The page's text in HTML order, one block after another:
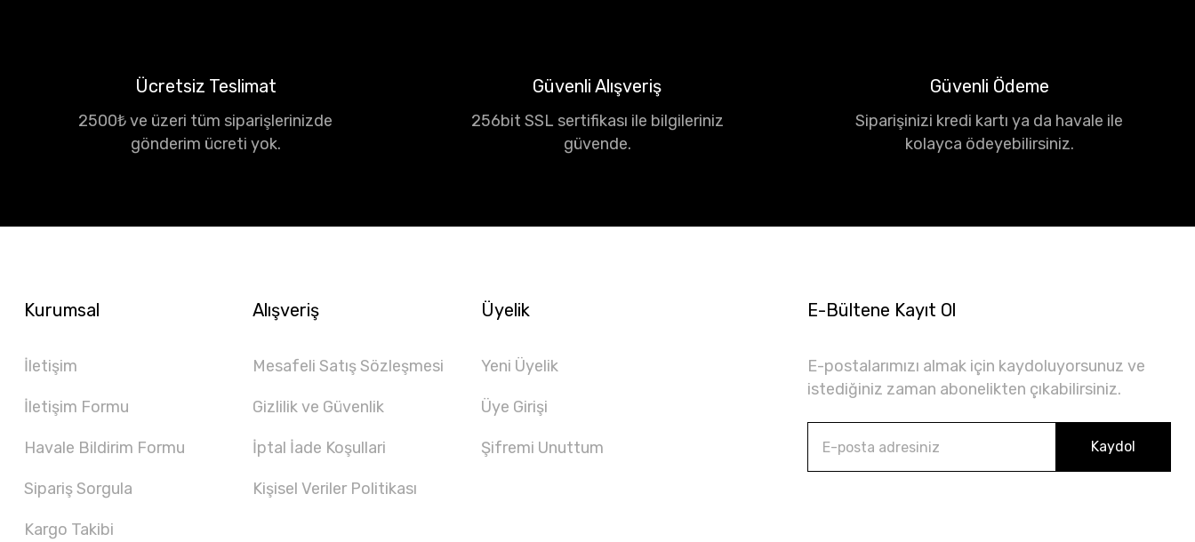
Ücretsiz Teslimat
2500₺ ve üzeri tüm siparişlerinizde
gönderim ücreti yok.
Güvenli Alışveriş
256bit SSL sertifikası ile bilgileriniz
güvende.
Güvenli Ödeme
Siparişinizi kredi kartı ya da havale ile
kolayca ödeyebilirsiniz.
Kurumsal
İletişim
İletişim Formu
Havale Bildirim Formu
Sipariş Sorgula
Kargo Takibi
Alışveriş
Mesafeli Satış Sözleşmesi
Gizlilik ve Güvenlik
İptal İade Koşullari
Kişisel Veriler Politikası
Üyelik
Yeni Üyelik
Üye Girişi
Şifremi Unuttum
E-Bültene Kayıt Ol
E-postalarımızı almak için kaydoluyorsunuz ve
istediğiniz zaman abonelikten çıkabilirsiniz.
Kaydol